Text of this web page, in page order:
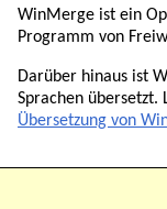
WinMerge ist ein
Programm von
Darüber hinaus ist
Sprachen übersetzt.
Übersetzung von